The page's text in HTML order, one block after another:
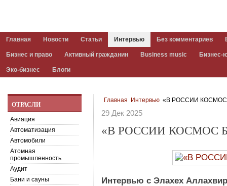
Главная Новости Статьи Интервью Без комментариев
Бизнес и право Активный гражданин Business music Бизнес-
Эко-бизнес Блоги
Главная Интервью «В РОССИИ
29 Дек 2025
«В РОССИИ КОСМОС
Интервью с Элахех
ОТРАСЛИ
Авиация
Автоматизация
Автомобили
Атомная
промышленность
Аудит
Бани и сауны